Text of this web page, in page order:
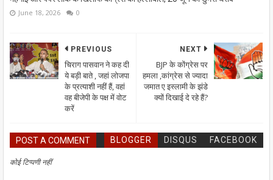
June 18, 2026 0
NEXT
BJP के कोंग्रेस पर
हमला ,कांग्रेस से ज्यादा
जमात ए इस्लामी के झंडे
क्यों दिखाई दे रहे हैं?
PREVIOUS
चिराग पासवान ने कह दी
ये बड़ी बाते , जहां लोजपा
के प्रत्याशी नहीं हैं, वहां
वह बीजेपी के पक्ष में वोट
करें
POST A COMMENT BLOGGER DISQUS FACEBOOK
कोई टिप्पणी नहीं